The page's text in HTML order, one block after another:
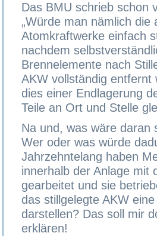
Das BMU schrieb schon
„Würde man nämlich die
Atomkraftwerke einfach
nachdem
Brennelemente nach
AKW vollständig entfernt
dies einer Endlagerung
Teile an Ort und Stelle
Na und, was wäre daran
Wer oder was würde
Jahrzehntelang haben
innerhalb der Anlage mit
gearbeitet und sie
das stillgelegte AKW
darstellen? Das soll mir
erklären!